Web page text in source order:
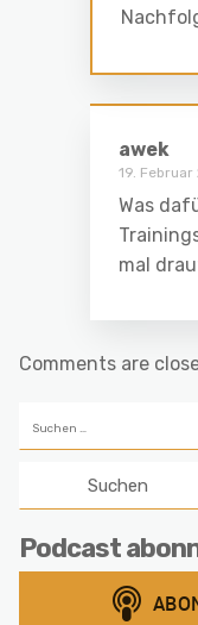
awek
19. Februar
Was
mal
Comments are
nach:
Podcast